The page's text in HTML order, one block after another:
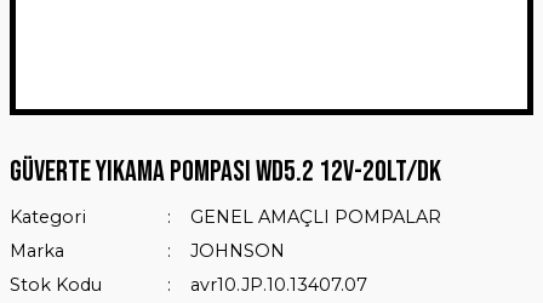
Güverte Yıkama Pompası WD5.2 12V-20Lt/dk
Kategori
GENEL AMAÇLI POMPALAR
Marka
JOHNSON
Stok Kodu
avr10.JP.10.13407.07